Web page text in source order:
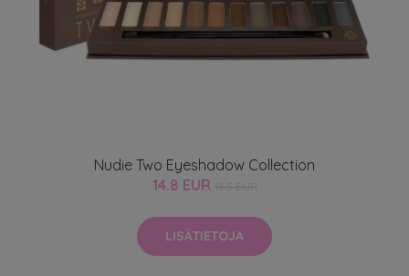
Nudie Two Eyeshadow Collection
14.8 EUR
LISÄTIETOJA